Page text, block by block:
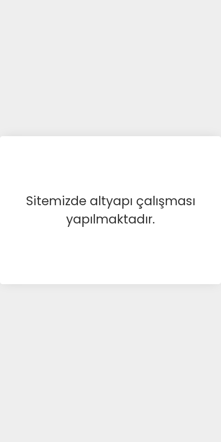
Sitemizde altyapı çalışması
yapılmaktadır.